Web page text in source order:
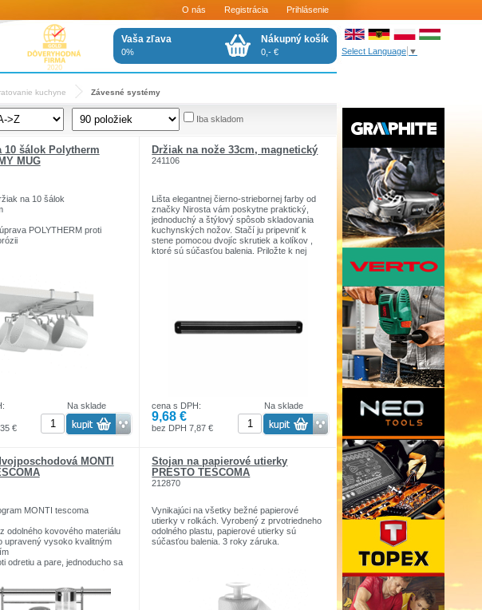
kuchyne Závesné systémy
Iba skladom
10 šálok Polytherm
MUG
na 10 šálok
POLYTHERM proti
Na sklade
€
Držiak na nože 33cm, magnetický
241106
Lišta elegantnej čierno-striebornej farby od
značky Nirosta vám poskytne praktický,
jednoduchý a štýlový spôsob skladovania
kuchynských nožov. Stačí ju pripevniť k
stene pomocou dvojíc skrutiek a kolíkov ,
ktoré sú súčasťou balenia. Priložte k nej
Na sklade
cena s DPH:
9,68 €
bez DPH 7,87 €
MONTI
MONTI tescoma
odolného kovového materiálu
upravený vysoko kvalitným
odretiu a pare, jednoducho sa
každej ( novej i staršej )
Stojan na papierové utierky
PRESTO TESCOMA
212870
Vynikajúci na všetky bežné papierové
utierky v rolkách. Vyrobený z prvotriedneho
odolného plastu, papierové utierky sú
súčasťou balenia. 3 roky záruka.
O nás Registrácia Prihlásenie
Nákupný košík
0,- €
Vaša zľava
0% Select Language ▼